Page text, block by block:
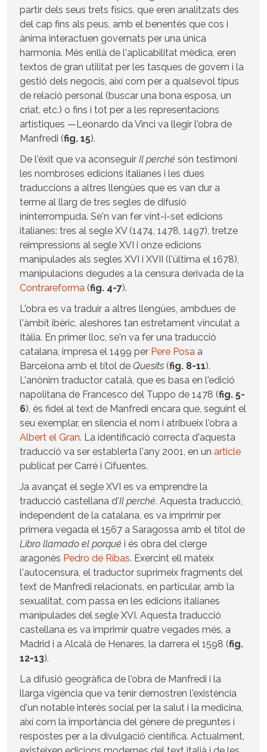
partir dels seus trets físics, que eren analitzats des
del cap fins als peus, amb el benentès que cos i
ànima interactuen governats per una única
harmonia. Més enllà de l'aplicabilitat mèdica, eren
textos de gran utilitat per les tasques de govern i la
gestió dels negocis, així com per a qualsevol tipus
de relació personal (buscar una bona esposa, un
criat, etc.) o fins i tot per a les representacions
artístiques —Leonardo da Vinci va llegir l'obra de
Manfredi (fig. 15).
De l'èxit que va aconseguirIl perché són testimoni
les nombroses edicions italianes i les dues
traduccions a altres llengües que es van dur a
terme al llarg de tres segles de difusió
ininterrompuda. Se'n van fer vint-i-set edicions
italianes: tres al segle XV (1474, 1478, 1497), tretze
reimpressions al segle XVI i onze edicions
manipulades als segles XVI i XVII (l'última el 1678),
manipulacions degudes a la censura derivada de la
Contrareforma (fig. 4-7).
L'obra es va traduir a altres llengües, ambdues de
l'àmbit ibèric, aleshores tan estretament vinculat a
Itàlia. En primer lloc, se'n va fer una traducció
catalana, impresa el 1499 per Pere Posa a
Barcelona amb el títol deQuesits (fig. 8-11).
L'anònim traductor català, que es basa en l'edició
napolitana de Francesco del Tuppo de 1478 (fig. 5-
6), és fidel al text de Manfredi encara que, seguint el
seu exemplar, en silencia el nom i atribueix l'obra a
Albert el Gran. La identificació correcta d'aquesta
traducció va ser establerta l'any 2001, en unarticle
publicat per Carré i Cifuentes.
Ja avançat el segle XVI es va emprendre la
traducció castellana d'Il perché. Aquesta traducció,
independent de la catalana, es va imprimir per
primera vegada el 1567 a Saragossa amb el títol de
Libro llamado el porqué i és obra del clerge
aragonès Pedro de Ribas. Exercint ell mateix
l'autocensura, el traductor suprimeix fragments del
text de Manfredi relacionats, en particular, amb la
sexualitat, com passa en les edicions italianes
manipulades del segle XVI. Aquesta traducció
castellana es va imprimir quatre vegades més, a
Madrid i a Alcalá de Henares, la darrera el 1598 (fig.
12-13).
La difusió geogràfica de l'obra de Manfredi i la
llarga vigència que va tenir demostren l'existència
d'un notable interès social per la salut i la medicina,
així com la importància del gènere de preguntes i
respostes per a la divulgació científica. Actualment,